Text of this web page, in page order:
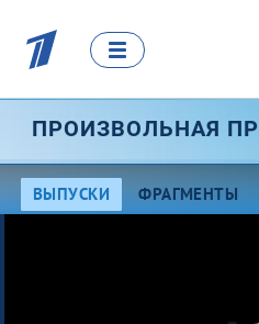
ПРОИЗВОЛЬНАЯ
ВЫПУСКИ ФРАГМЕНТЫ